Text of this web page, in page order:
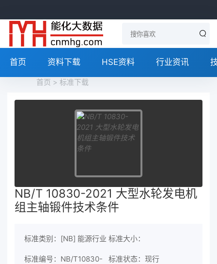
首页 资料下载 HSE资料 行业资讯
首页 > 标准下载
NB/T 10830-2021 大型水轮发电机
组主轴锻件技术条件
标准类别：[NB] 能源行业 标准大小：
标准编号：NB/T10830-
标准状态：现行